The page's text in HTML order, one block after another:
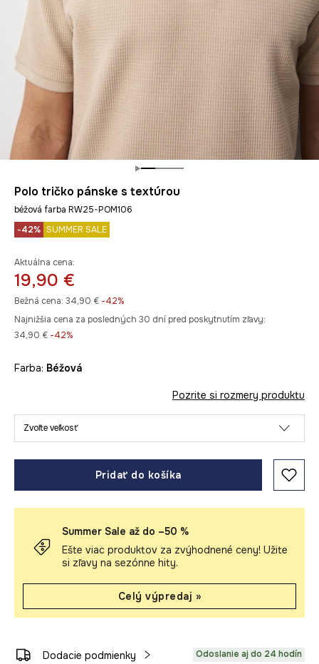
Polo tričko pánske s textúrou
béžová farba RW25-POM106
-42% SUMMER SALE
Aktuálna cena:
19,90 €
Bežná cena: 34,90 € -42%
Najnižšia cena za posledných 30 dní pred poskytnutím zľavy:
34,90 € -42%
Farba: béžová
Pozrite si rozmery produktu
Zvoľte veľkosť
Pridať do košíka
Summer Sale až do –50 %
Ešte viac produktov za zvýhodnené ceny! Užite
si zľavy na sezónne hity.
Celý výpredaj »
Dodacie podmienky Odoslanie aj do 24 hodín